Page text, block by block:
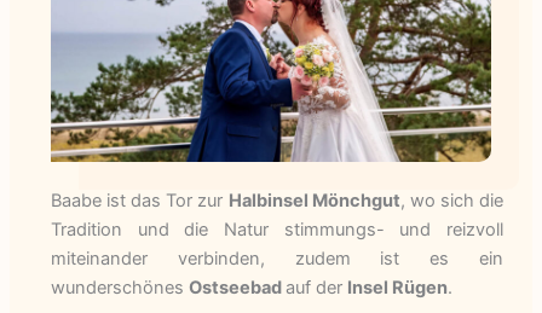
Baabe ist das Tor zur Halbinsel Mönchgut, wo sich die
Tradition und die Natur stimmungs- und reizvoll
miteinander verbinden, zudem ist es ein
wunderschönesOstseebadauf der Insel Rügen.